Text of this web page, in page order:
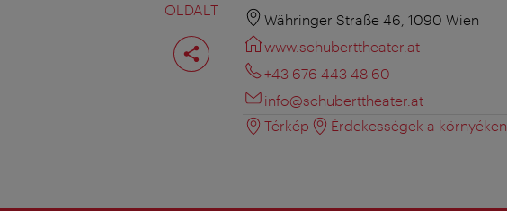
OLDALT
Oldal
megosztása
Währinger Straße 46, 1090 Wien
www.schuberttheater.at
+43 676 443 48 60
info@schuberttheater.at
Térkép
Érdekességek a környéken